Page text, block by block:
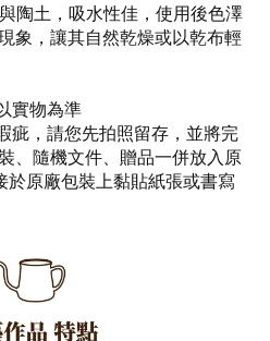
陶土，吸水性佳，使用後色澤
象，讓其自然乾燥或以乾布輕
實物為準
疵，請您先拍照留存，並將完
、隨機文件、贈品一併放入原
於原廠包裝上黏貼紙張或書寫